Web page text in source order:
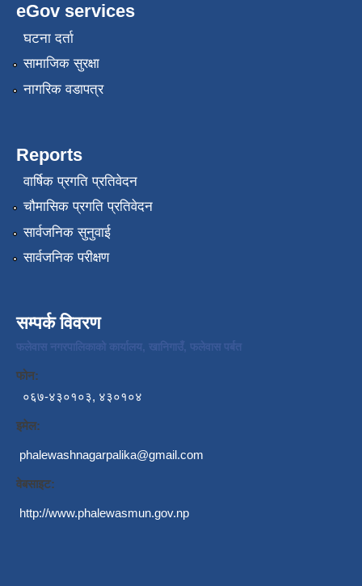
eGov services
घटना दर्ता
सामाजिक सुरक्षा
नागरिक वडापत्र
Reports
वार्षिक प्रगति प्रतिवेदन
चौमासिक प्रगति प्रतिवेदन
सार्वजनिक सुनुवाई
सार्वजनिक परीक्षण
सम्पर्क विवरण
फलेवास नगरपालिकाको कार्यालय, खानिगाउँ, फलेवास पर्बत
फोन:
०६७-४३०१०३, ४३०१०४
इमेल:
phalewashnagarpalika@gmail.com
वेबसाइट:
http://www.phalewasmun.gov.np